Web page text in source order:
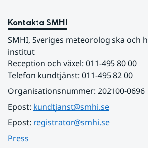
Kontakta SMHI
SMHI, Sveriges meteorologiska och
institut
Reception och växel: 011-495 80 00
Telefon kundtjänst: 011-495 82 00
Organisationsnummer: 202100-0696
Epost: kundtjanst@smhi.se
Epost: registrator@smhi.se
Press